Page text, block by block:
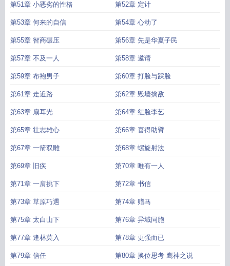
第51章 小恶劣的性格 第52章 定计
第53章 何来的自信 第54章 心动了
第55章 智商碾压 第56章 先是华夏子民
第57章 不及一人 第58章 邀请
第59章 布袍男子 第60章 打脸与踩脸
第61章 走近路 第62章 毁墙擒敌
第63章 扇耳光 第64章 红脸李艺
第65章 壮志雄心 第66章 喜得助臂
第67章 一箭双雕 第68章 螺旋射法
第69章 旧疾 第70章 唯有一人
第71章 一肩挑下 第72章 书信
第73章 草原巧遇 第74章 赠马
第75章 太白山下 第76章 异域同胞
第77章 逢林莫入 第78章 更强而已
第79章 信任 第80章 换位思考 鹰神之说